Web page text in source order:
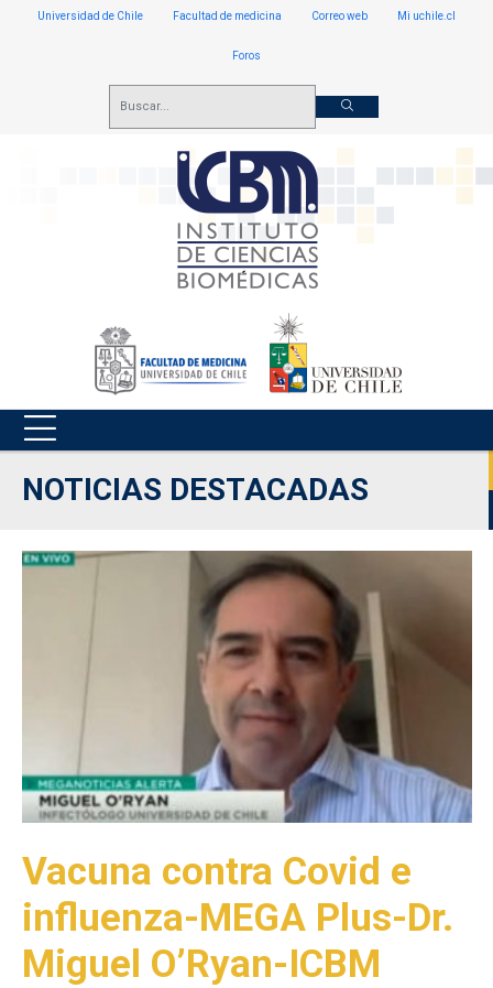
Universidad de Chile Facultad de medicina Correo web Mi uchile.cl
Foros
NOTICIAS DESTACADAS
Vacuna contra Covid e
influenza-MEGA Plus-Dr.
Miguel O’Ryan-ICBM